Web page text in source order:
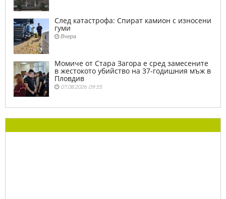
След катастрофа: Спират камион с износени
гуми
Вчера
Момиче от Стара Загора е сред замесените
в жестокото убийство на 37-годишния мъж в
Пловдив
07.08.2026 09:55